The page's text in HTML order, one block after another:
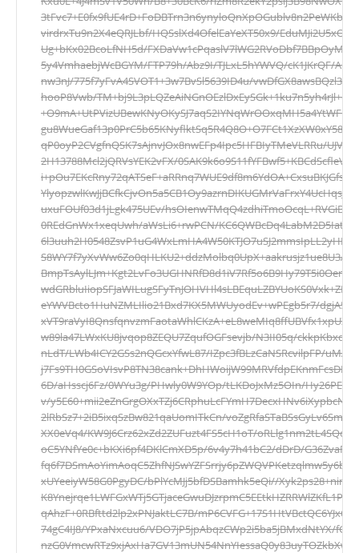
virdrxTu9n2X4eQRJLbf/HQSslXd4OfelEaYeXT50x9/
Ug+bKx02BcoLfNH5d/
5y4VmhaebjWcBGYM/FTP79h/Abz9I/TJLxL5hYWVQ/cK1JKrQF/
nw3nJ/775f7yFvA4SVOT1+3w7BvSl5639ID4u/
hooP8Vwb/
gu8WueGaf13p0PrC5b65KNyflktSq5R4Q8O+O7FCt1XzXW0xY58/
qP0oyP2CVgfnQSK7sAjnvJOx8nwEFp4Ipc5HFBIyTMeVLRRu/
2H13788Mcl2jQRVsYEK2vFX/0SAK9k6o9S11fYFBwf5+KBCdScfleV/
uxuFOUf03d1jLgk475UEv/
0REdGnWx1xeqUwh/aWsLi6+rwPCN/
eYWVBcto1HuNZMLIlio21Bxd7KX5MWUyodEv+wPEgb5r7/
w89la47LWxKU8jvqop8ZEQU7ZqufOGFsevjb/N3II05q/
nLdT/LWb4ICY2GSs2nQGcxYfwL87/IZpc3fBLzCaNSRcvilpFP/
6D/aHsscj6Fz/0WYu3g/PHwly0W9YOp/tLKDoJxMz5OIn/
v/
2lRbSz7+2iB5ixqSzBw821qaUomITkCn/
XX0eVq4/KW9J6Crz62xZd2ZUFuzt4FS5cH1oT/
oC5YNfYe0c+bKXi6pf4DKlCmXD5p/6v4y7h41bC2/dDrD/
xUYeeiyW58G0PgyDC/bPlYcMJj5bfDSBamhk5eQi//
qAhzF+0RBfttd2lp2xPNJaktLC7B/
74gC4IJ8/YPxaNxcuu6/VDO7jP5jpAbqzCWp2i5ba5jBMxdNtYX/